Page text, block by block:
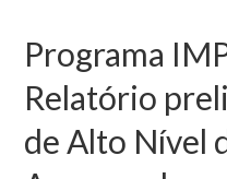
Programa
Relatório
de Alto Nível